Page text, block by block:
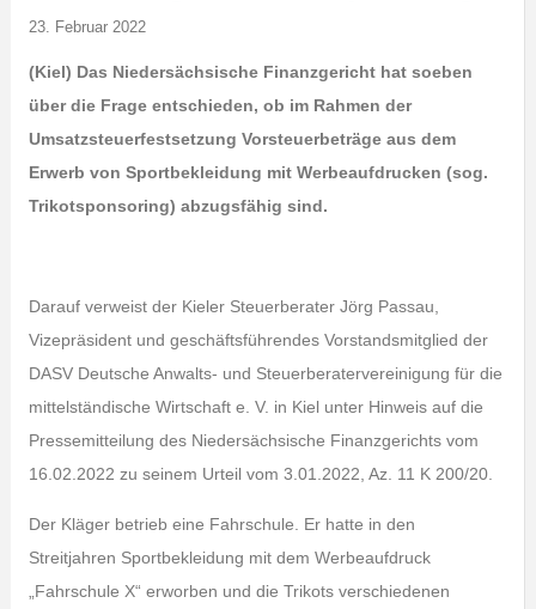
23. Februar 2022
(Kiel) Das Niedersächsische Finanzgericht hat soeben
über die Frage entschieden, ob im Rahmen der
Umsatzsteuerfestsetzung Vorsteuerbeträge aus dem
Erwerb von Sportbekleidung mit Werbeaufdrucken (sog.
Trikotsponsoring) abzugsfähig sind.
Darauf verweist der Kieler Steuerberater Jörg Passau,
Vizepräsident und geschäftsführendes Vorstandsmitglied der
DASV Deutsche Anwalts- und Steuerberatervereinigung für die
mittelständische Wirtschaft e. V. in Kiel unter Hinweis auf die
Pressemitteilung des Niedersächsische Finanzgerichts vom
16.02.2022 zu seinem Urteil vom 3.01.2022, Az. 11 K 200/20.
Der Kläger betrieb eine Fahrschule. Er hatte in den
Streitjahren Sportbekleidung mit dem Werbeaufdruck
„Fahrschule X“ erworben und die Trikots verschiedenen